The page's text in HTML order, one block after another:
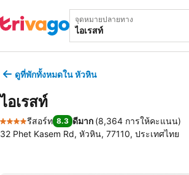
จุดหมายปลายทาง
ดูที่พักทั้งหมดใน หัวหิน
ไอเรสท์
4 ดาว
รีสอร์ท 8.3 ดีมาก (8,364 การให้คะแนน)
32 Phet Kasem Rd, หัวหิน, 77110, ประเทศไทย